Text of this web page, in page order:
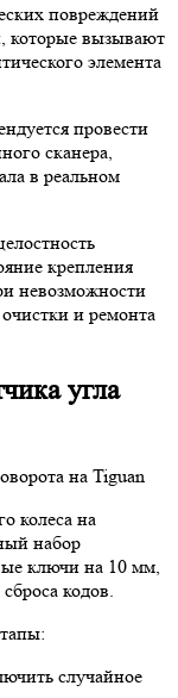
повреждений
которые вызывают
элемента
провести
сканера,
в реальном
крепления
невозможности
и ремонта
угла
колеса на
набор
ключи на 10 мм,
кодов.
случайное